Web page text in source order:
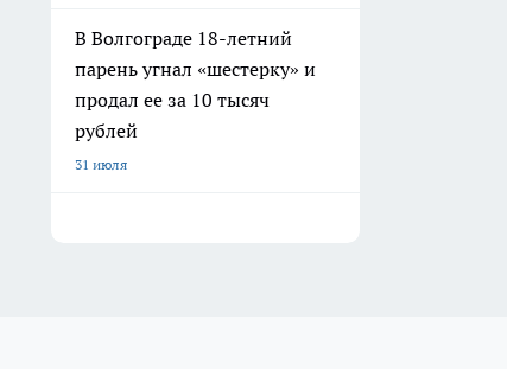
В Волгограде 18-летний
парень угнал «шестерку» и
продал ее за 10 тысяч
рублей
31 июля